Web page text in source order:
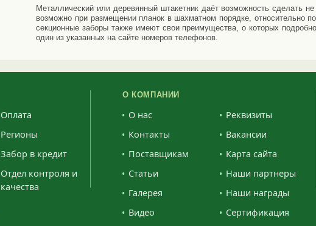
Металлический или деревянный штакетник даёт возможность сделать
возможно при размещении планок в шахматном порядке, относительно
секционные заборы также имеют свои преимущества, о которых
один из указанных на сайте номеров телефонов.
Оплата
Регионы
Забор в кредит
Отдел контроля и
качества
О КОМПАНИИ
О нас
Реквизиты
Контакты
Вакансии
Поставщикам
Карта сайта
Статьи
Наши партнеры
Галерея
Наши награды
Видео
Сертификация